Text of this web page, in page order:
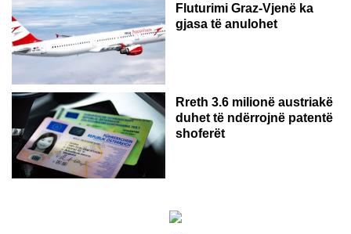
Fluturimi Graz-Vjenë ka
gjasa të anulohet
Rreth 3.6 milionë austriakë
duhet të ndërrojnë patentë
shoferët